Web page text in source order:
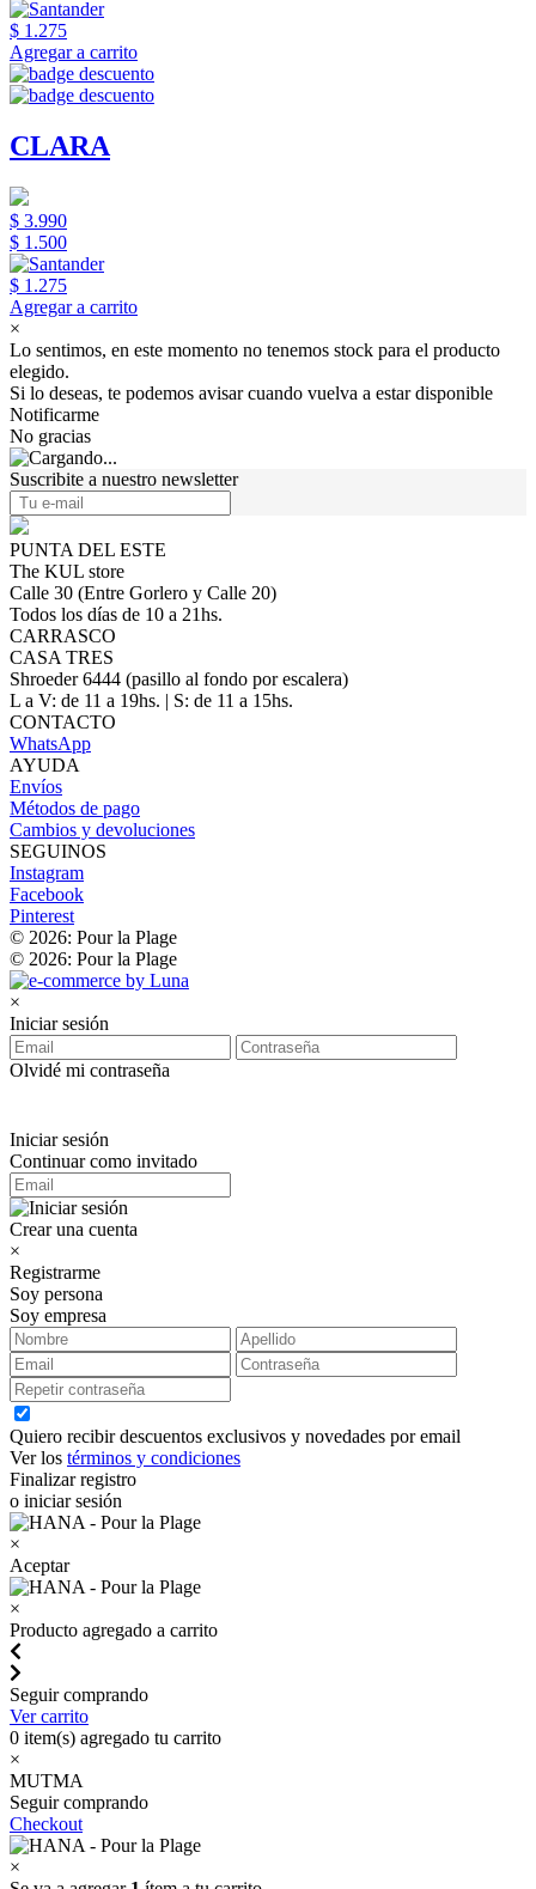
$ 1.275
Agregar a carrito
CLARA
$ 3.990
$ 1.500
$ 1.275
Agregar a carrito
×
Lo sentimos, en este momento no tenemos stock para el producto
elegido.
Si lo deseas, te podemos avisar cuando vuelva a estar disponible
Notificarme
No gracias
Suscribite a nuestro newsletter
PUNTA DEL ESTE
The KUL store
Calle 30 (Entre Gorlero y Calle 20)
Todos los días de 10 a 21hs.
CARRASCO
CASA TRES
Shroeder 6444 (pasillo al fondo por escalera)
L a V: de 11 a 19hs. | S: de 11 a 15hs.
CONTACTO
WhatsApp
AYUDA
Envíos
Métodos de pago
Cambios y devoluciones
SEGUINOS
Instagram
Facebook
Pinterest
© 2026: Pour la Plage
© 2026: Pour la Plage
×
Iniciar sesión
Olvidé mi contraseña
Iniciar sesión
Continuar como invitado
Crear una cuenta
×
Registrarme
Soy persona
Soy empresa
Quiero recibir descuentos exclusivos y novedades por email
Ver los términos y condiciones
Finalizar registro
o iniciar sesión
×
Aceptar
×
Producto agregado a carrito
Seguir comprando
Ver carrito
0 item(s) agregado tu carrito
×
MUTMA
Seguir comprando
Checkout
×